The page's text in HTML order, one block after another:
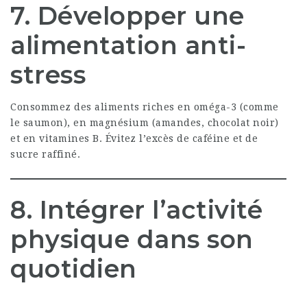
7. Développer une
alimentation anti-
stress
Consommez des aliments riches en oméga-3 (comme
le saumon), en magnésium (amandes, chocolat noir)
et en vitamines B. Évitez l’excès de caféine et de
sucre raffiné.
8. Intégrer l’activité
physique dans son
quotidien